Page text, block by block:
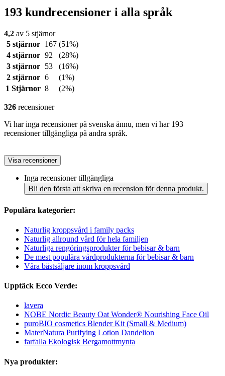
193 kundrecensioner i alla språk
4,2 av 5 stjärnor
5 stjärnor
167 (51%)
4 stjärnor 92
(28%)
3 stjärnor
53
(16%)
2 stjärnor 6
(1%)
1 Stjärnor 8 (2%)
326 recensioner
Vi har inga recensioner på svenska ännu, men vi har 193
recensioner tillgängliga på andra språk.
Visa recensioner
Inga recensioner tillgängliga
Bli den första att skriva en recension för denna produkt.
Populära kategorier:
Naturlig kroppsvård i family packs
Naturlig allround vård för hela familjen
Naturliga rengöringsprodukter för bebisar & barn
De mest populära vårdprodukterna för bebisar & barn
Våra bästsäljare inom kroppsvård
Upptäck Ecco Verde:
lavera
NOBE Nordic Beauty Oat Wonder® Nourishing Face Oil
puroBIO cosmetics Blender Kit (Small & Medium)
MaterNatura Purifying Lotion Dandelion
farfalla Ekologisk Bergamottmynta
Nya produkter: